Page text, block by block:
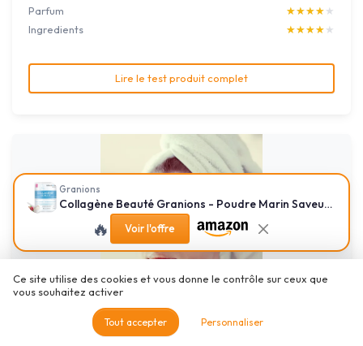
Parfum
★★★★★
★★★★★
Ingredients
★★★★★
★★★★★
Lire le test produit complet
Vitamine E Huile Naturelle Tocophérol (no - 807)
Granions
Collagène Beauté Granions - Poudre Marin Saveur Grenade
🔥 Voir l'offre
Ce site utilise des cookies et vous donne le contrôle sur ceux que
vous souhaitez activer
Tout accepter Personnaliser